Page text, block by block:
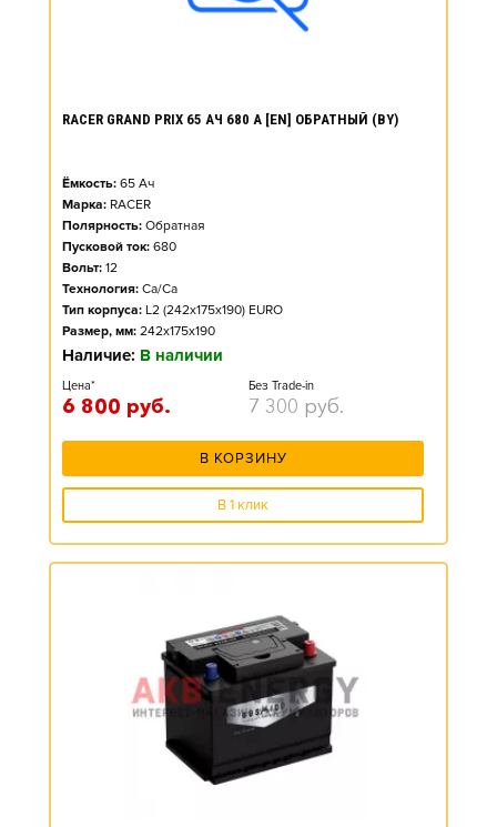
RACER GRAND PRIX 65 АЧ 680 А [EN] ОБРАТНЫЙ (BY)
Ёмкость: 65 Ач
Марка: RACER
Полярность: Обратная
Пусковой ток: 680
Вольт: 12
Технология: Ca/Ca
Тип корпуса: L2 (242x175x190) EURO
Размер, мм: 242x175x190
Наличие: В наличии
Цена*
6 800 руб.
Без Trade-in
7 300 руб.
В КОРЗИНУ
В 1 клик